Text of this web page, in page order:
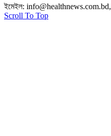
ইমেইল: info@healthnews.com.bd,
Scroll To Top